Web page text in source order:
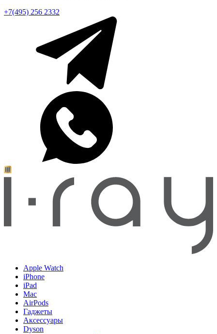
+7(495) 256 2332
Apple Watch
iPhone
iPad
Mac
AirPods
Гаджеты
Аксессуары
Dyson